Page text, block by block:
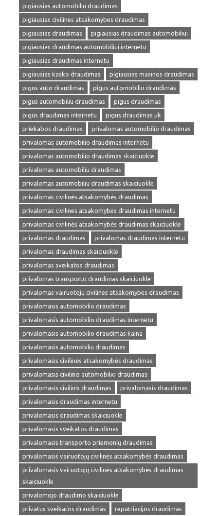
pigiausias automobiliu draudimas
pigiausias civilines atsakomybes draudimas
pigiausias draudimas
pigiausias draudimas automobiliui
pigiausias draudimas automobiliui internetu
pigiausias draudimas internetu
pigiausias kasko draudimas
pigiausias masinos draudimas
pigus auto draudimas
pigus automobilio draudimas
pigus automobiliu draudimas
pigus draudimas
pigus draudimas internetu
pigus draudimas uk
priekabos draudimas
privalomas automobilio draudimas
privalomas automobilio draudimas internetu
privalomas automobilio draudimas skaiciuokle
privalomas automobiliu draudimas
privalomas automobiliu draudimas skaiciuokle
privalomas civilinės atsakomybės draudimas
privalomas civilines atsakomybes draudimas internetu
privalomas civilinės atsakomybės draudimas skaiciuokle
privalomas draudimas
privalomas draudimas internetu
privalomas draudimas skaiciuokle
privalomas sveikatos draudimas
privalomas transporto draudimas skaiciuokle
privalomas vairuotoju civilines atsakomybes draudimas
privalomasis automobilio draudimas
privalomasis automobilio draudimas internetu
privalomasis automobilio draudimas kaina
privalomasis automobiliu draudimas
privalomasis civilinės atsakomybės draudimas
privalomasis civilinis automobilio draudimas
privalomasis civilinis draudimas
privalomasis draudimas
privalomasis draudimas internetu
privalomasis draudimas skaiciuokle
privalomasis sveikatos draudimas
privalomasis transporto priemonių draudimas
privalomasis vairuotojų civilinės atsakomybės draudimas
privalomasis vairuotojų civilinės atsakomybės draudimas
skaiciuokle
privalomojo draudimo skaiciuokle
privatus sveikatos draudimas
repatriacijos draudimas